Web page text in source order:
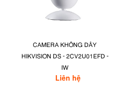
CAMERA KHÔNG DÂY
HIKVISION DS - 2CV2U01EFD -
IW
Liên hệ